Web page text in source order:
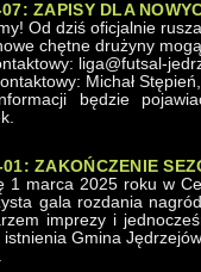
ZAPISY DLA
Od dziś oficjalnie
chętne drużyny
liga@futsal-
Michał
będzie
ZAKOŃCZENIE
1 marca 2025 roku w
gala rozdania
imprezy i
istnienia Gmina